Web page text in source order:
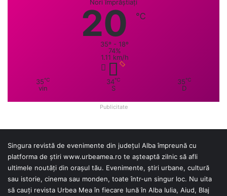
Nori împrăștiați
20 ℃
35º - 18º
74%
1.11 km/h
35℃
vin
34℃
S
35℃
D
Publicitate
Singura revistă de evenimente din județul Alba împreună cu
platforma de știri www.urbeamea.ro te așteaptă zilnic să afli
ultimele noutăți din orașul tău. Evenimente, știri urbane, cultură
sau istorie, cinema sau monden, toate într-un singur loc. Nu uita
să cauți revista Urbea Mea în fiecare lună în Alba Iulia, Aiud, Blaj